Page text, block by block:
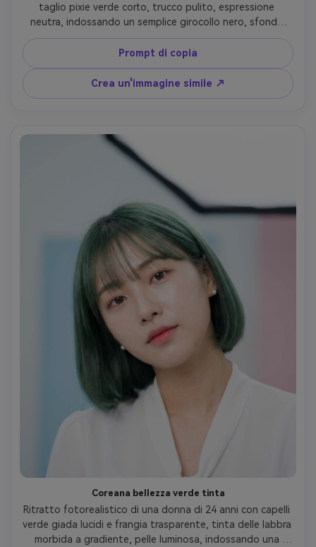
taglio pixie verde corto, trucco pulito, espressione
neutra, indossando un semplice girocollo nero, sfondo
taupe opaco, luce chiave softbox con luce sottile del
bordo, Sony A7IV, 85mm f/1.8, scatto serrato al centro,
umore moderno minimalista, trama della pelle realistica,
bordi puliti dei capelli, messa a fuoco nitida, alta
risoluzione- -ar 4:5
Prompt di copia
Crea un'immagine simile ↗
Coreana bellezza verde tinta
Ritratto fotorealistico di una donna di 24 anni con capelli
verde giada lucidi e frangia trasparente, tinta delle labbra
morbida a gradiente, pelle luminosa, indossando una